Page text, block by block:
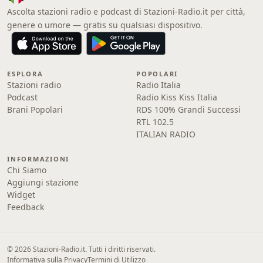
Ascolta stazioni radio e podcast di Stazioni-Radio.it per città,
genere o umore — gratis su qualsiasi dispositivo.
ESPLORA
Stazioni radio
Podcast
Brani Popolari
POPOLARI
Radio Italia
Radio Kiss Kiss Italia
RDS 100% Grandi Successi
RTL 102.5
ITALIAN RADIO
INFORMAZIONI
Chi Siamo
Aggiungi stazione
Widget
Feedback
© 2026 Stazioni-Radio.it. Tutti i diritti riservati.
Informativa sulla PrivacyTermini di Utilizzo